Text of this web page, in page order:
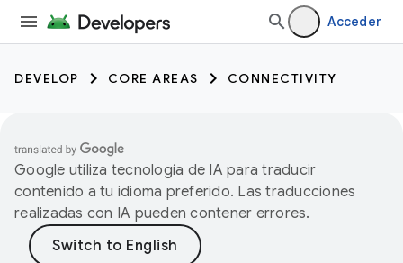
Acceder
DEVELOP CORE AREAS CONNECTIVITY
Google utiliza tecnología de IA para traducir
contenido a tu idioma preferido. Las traducciones
realizadas con IA pueden contener errores.